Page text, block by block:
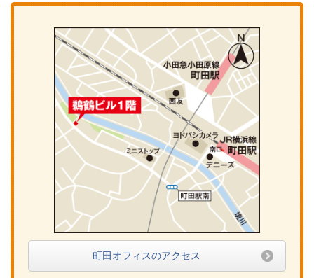
町田オフィスのアクセス